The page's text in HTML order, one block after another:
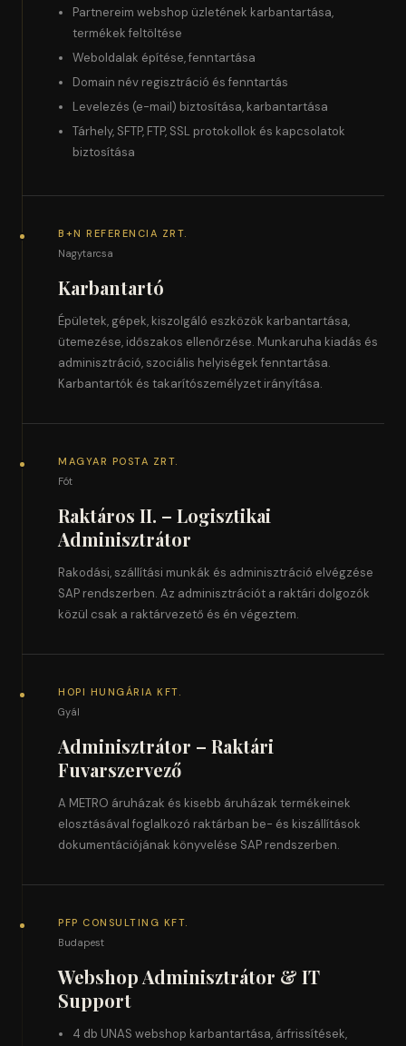
Partnereim webshop üzletének karbantartása,
termékek feltöltése
Weboldalak építése, fenntartása
Domain név regisztráció és fenntartás
Levelezés (e-mail) biztosítása, karbantartása
Tárhely, SFTP, FTP, SSL protokollok és kapcsolatok
biztosítása
B+N REFERENCIA ZRT.
Nagytarcsa
Karbantartó
Épületek, gépek, kiszolgáló eszközök karbantartása,
ütemezése, időszakos ellenőrzése. Munkaruha kiadás és
adminisztráció, szociális helyiségek fenntartása.
Karbantartók és takarítószemélyzet irányítása.
MAGYAR POSTA ZRT.
Fót
Raktáros II. – Logisztikai
Adminisztrátor
Rakodási, szállítási munkák és adminisztráció elvégzése
SAP rendszerben. Az adminisztrációt a raktári dolgozók
közül csak a raktárvezető és én végeztem.
HOPI HUNGÁRIA KFT.
Gyál
Adminisztrátor – Raktári
Fuvarszervező
A METRO áruházak és kisebb áruházak termékeinek
elosztásával foglalkozó raktárban be- és kiszállítások
dokumentációjának könyvelése SAP rendszerben.
PFP CONSULTING KFT.
Budapest
Webshop Adminisztrátor & IT
Support
4 db UNAS webshop karbantartása, árfrissítések,